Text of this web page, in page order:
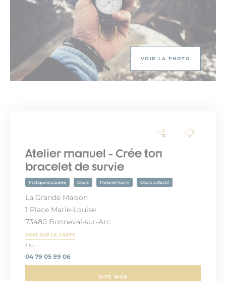
VOIR LA PHOTO
Atelier manuel - Crée ton
bracelet de survie
Pratique encadrée Cours Matériel fourni Cours collectif
La Grande Maison
1 Place Marie-Louise
73480 Bonneval-sur-Arc
VOIR SUR LA CARTE
TEL :
04 79 05 99 06
SITE WEB